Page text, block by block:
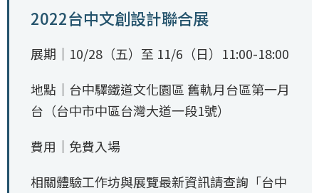
2022台中文創設計聯合展
展期｜10/28（五）至 11/6（日）11:00-18:00
地點｜台中驛鐵道文化園區 舊軌月台區第一月
台（台中市中區台灣大道一段1號）
費用｜免費入場
相關體驗工作坊與展覽最新資訊請查詢「台中